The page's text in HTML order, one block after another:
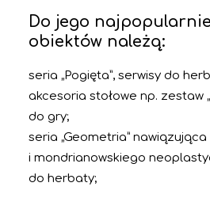
Do jego
obiektów należą:
seria „Pogięta”, serwisy do
akcesoria stołowe np. zestaw
do gry;
seria „Geometria”
i mondrianowskiego
do herbaty;